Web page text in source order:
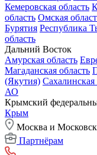
Кемеровская область
область Омская
Бурятия Республика
область
Дальний Восток
Амурская область
Магаданская область
(Якутия) Сахалинская
АО
Крымский
Крым
Москва и
Партнёрам